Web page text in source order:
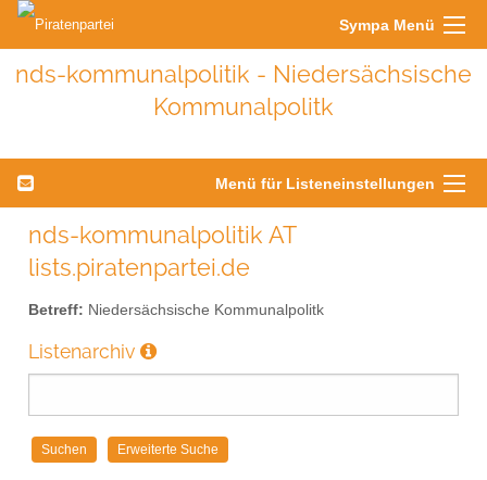
Sympa Menü
nds-kommunalpolitik - Niedersächsische
Kommunalpolitk
Menü für Listeneinstellungen
nds-kommunalpolitik AT
lists.piratenpartei.de
Betreff: Niedersächsische Kommunalpolitk
Listenarchiv